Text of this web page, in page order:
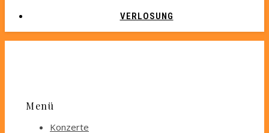
VERLOSUNG
Menü
Konzerte